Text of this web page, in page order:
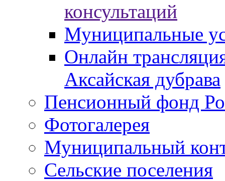
консультаций
Муниципальные
Онлайн
Аксайская дубрава
Пенсионный фонд
Фотогалерея
Муниципальный
Сельские поселения